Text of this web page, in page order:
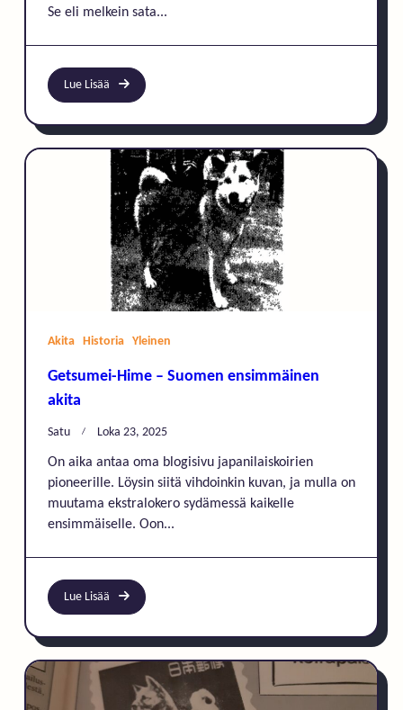
Se eli melkein sata...
Lue Lisää
Akita Historia Yleinen
Getsumei-Hime – Suomen ensimmäinen
akita
Satu Loka 23, 2025
On aika antaa oma blogisivu japanilaiskoirien
pioneerille. Löysin siitä vihdoinkin kuvan, ja mulla on
muutama ekstralokero sydämessä kaikelle
ensimmäiselle. Oon...
Lue Lisää